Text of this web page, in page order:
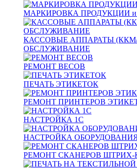
МАРКИРОВКА ПРОДУКЦИИ
КАССОВЫЕ АППАРАТЫ
ОБСЛУЖИВАНИЕ
РЕМОНТ ВЕСОВ
ПЕЧАТЬ ЭТИКЕТОК
РЕМОНТ ПРИНТЕРОВ
НАСТРОЙКА 1С
НАСТРОЙКА
РЕМОНТ СКАНЕРОВ ШТРИХ-